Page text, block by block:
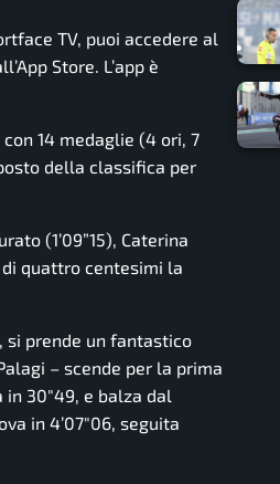
TV, puoi accedere al
Store. L’app è
14 medaglie (4 ori, 7
della classifica per
(1’09”15), Caterina
di quattro centesimi la
si prende un fantastico
– scende per la prima
in 30″49, e balza dal
in 4’07″06, seguita